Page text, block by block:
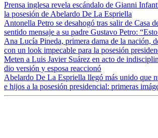
Prensa inglesa revela escándalo de Gianni
la posesión de Abelardo De La Espriella
Antonella Petro se desahogó tras salir de Casa
sentido mensaje a su padre Gustavo Petro:
Ana Lucía Pineda, primera dama de la nación,
con un look impecable para la posesión
Meten a Luis Javier Suárez en acto de
dio versión y esposa reaccionó
Abelardo De La Espriella llegó más unido que
e hijos a la posesión presidencial: primeras